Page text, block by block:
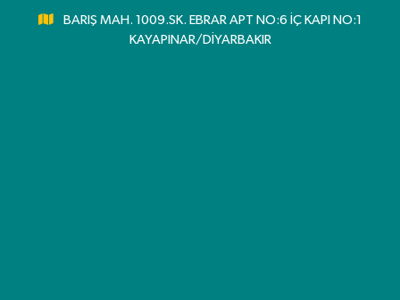
BARIŞ MAH. 1009.SK. EBRAR APT NO:6 İÇ KAPI NO:1
KAYAPINAR/DİYARBAKIR